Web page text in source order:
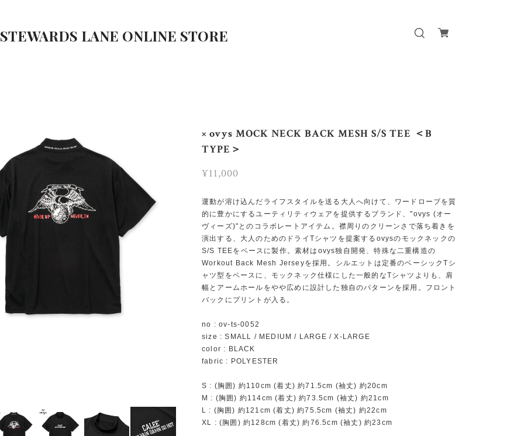
STEWARDS LANE ONLINE STORE
× ovys MOCK NECK BACK MESH S/S TEE ＜B
TYPE＞
¥11,000
運動が溶け込んだライフスタイルを送る大人へ向けて、ワードローブを質
的に豊かにするユーティリティウェアを提供するブランド、"ovys (オー
ヴィーズ)"とのコラボレートアイテム。襟周りのクリーンさで落ち着きを
演出する、大人のためのドライTシャツを提案するovysのモックネックの
S/S TEEをベースに製作。素材はovys独自開発、特殊な二重構造の
Workout Back Mesh Jerseyを採用。シルエットは定番のベーシックTシ
ャツ型をベースに、モックネック仕様にした一般的なTシャツよりも、肩
幅とアームホールをやや広めに設計した独自のパターンを採用。フロント
バックにプリントが入る。
no : ov-ts-0052
size : SMALL / MEDIUM / LARGE / X-LARGE
color : BLACK
fabric : POLYESTER
S : (胸囲) 約110cm (着丈) 約71.5cm (袖丈) 約20cm
M : (胸囲) 約114cm (着丈) 約73.5cm (袖丈) 約21cm
L : (胸囲) 約121cm (着丈) 約75.5cm (袖丈) 約22cm
XL : (胸囲) 約128cm (着丈) 約76.5cm (袖丈) 約23cm